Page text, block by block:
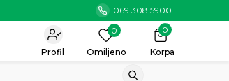
069 308 5900
Korpa
0
0
Omiljeno
Profil